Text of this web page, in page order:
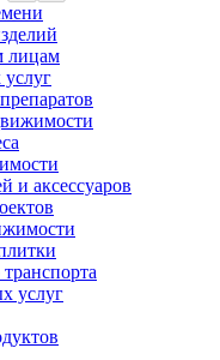
лицам
и аксессуаров
услуг